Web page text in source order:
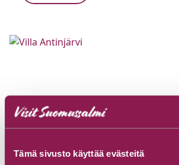
Tämä sivusto käyttää evästeitä